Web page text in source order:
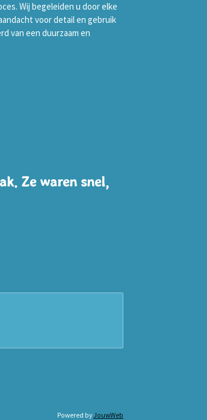
Wij begeleiden u door elke
voor detail en gebruik
van een duurzaam en
Ze waren snel,
Powered byJouwWeb